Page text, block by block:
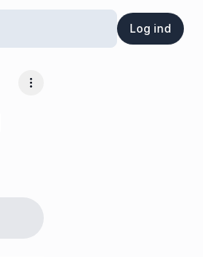
Log ind
Flere muligheder